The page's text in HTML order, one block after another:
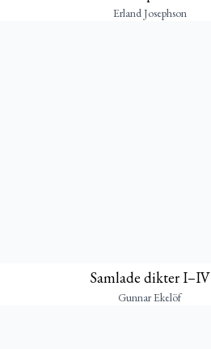
Erland Josephson
Samlade dikter I–IV
Gunnar Ekelöf